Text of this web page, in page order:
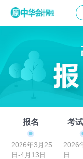
报名
2026年3月25
日-4月13日
考
2026
日